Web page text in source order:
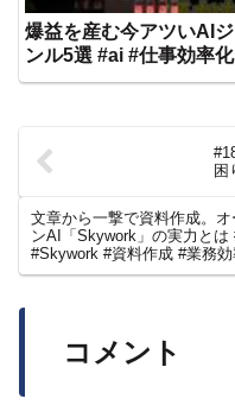
爆益を産む今アツいAIジ
ンル5選 #ai #仕事効率化
困
文章から一撃で資料作成。オ
ンAI「Skywork」の実力とは
#Skywork #資料作成 #業務効
術 #ビジネス
コメント